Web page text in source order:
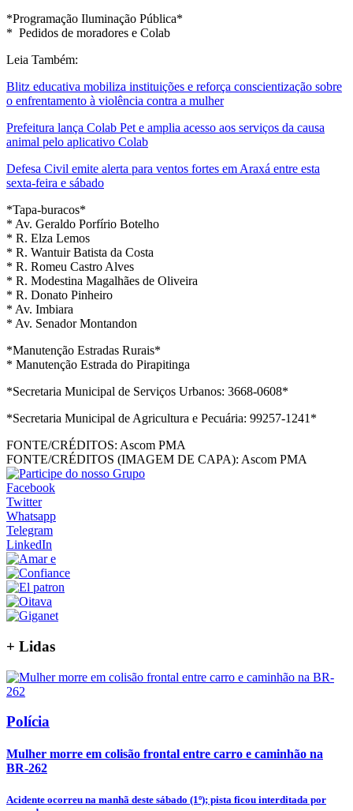
*Programação Iluminação Pública*
* Pedidos de moradores e Colab
Leia Também:
Blitz educativa mobiliza instituições e reforça conscientização sobre
o enfrentamento à violência contra a mulher
Prefeitura lança Colab Pet e amplia acesso aos serviços da causa
animal pelo aplicativo Colab
Defesa Civil emite alerta para ventos fortes em Araxá entre esta
sexta-feira e sábado
*Tapa-buracos*
* Av. Geraldo Porfírio Botelho
* R. Elza Lemos
* R. Wantuir Batista da Costa
* R. Romeu Castro Alves
* R. Modestina Magalhães de Oliveira
* R. Donato Pinheiro
* Av. Imbiara
* Av. Senador Montandon
*Manutenção Estradas Rurais*
* Manutenção Estrada do Pirapitinga
*Secretaria Municipal de Serviços Urbanos: 3668-0608*
*Secretaria Municipal de Agricultura e Pecuária: 99257-1241*
FONTE/CRÉDITOS: Ascom PMA
FONTE/CRÉDITOS (IMAGEM DE CAPA): Ascom PMA
Facebook
Twitter
Whatsapp
Telegram
LinkedIn
+ Lidas
Polícia
Mulher morre em colisão frontal entre carro e caminhão na
BR-262
Acidente ocorreu na manhã deste sábado (1º); pista ficou interditada por